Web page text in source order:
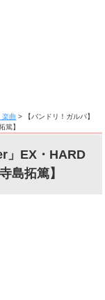
楽曲 >
【バンドリ！ガルパ】
篤】
」EX・HARD
島拓篤】